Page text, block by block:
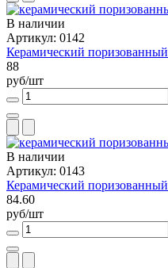
В наличии
Артикул: 0142
Керамический
88
руб/шт
В наличии
Артикул: 0143
Керамический
84.60
руб/шт